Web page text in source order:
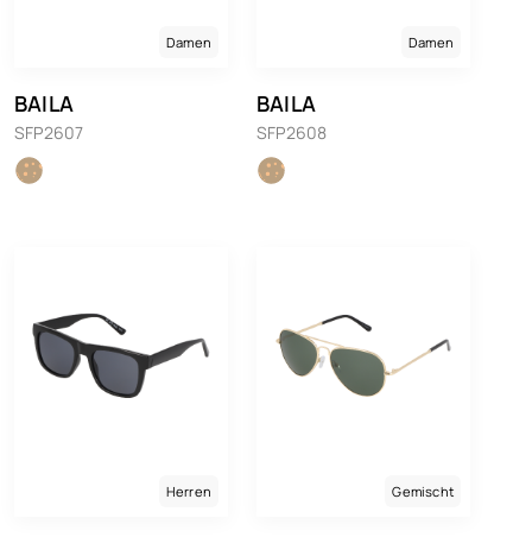
Damen
BAILA
SFP2607
Damen
BAILA
SFP2608
Herren Gemischt